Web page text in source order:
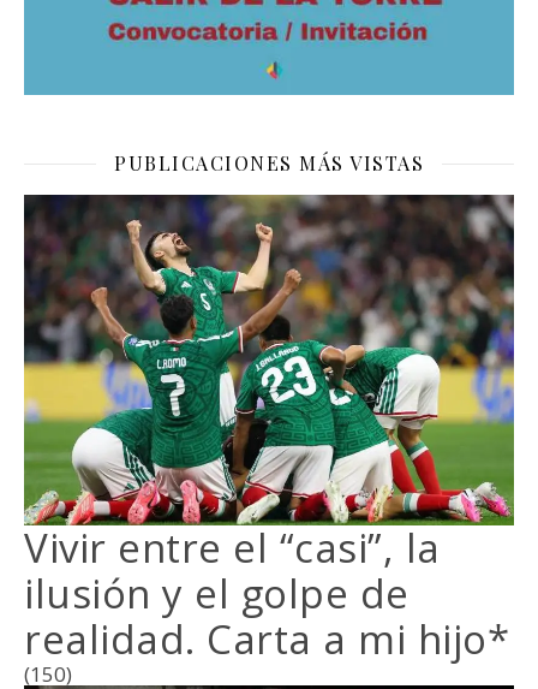
PUBLICACIONES MÁS VISTAS
Vivir entre el “casi”, la
ilusión y el golpe de
realidad. Carta a mi hijo*
(150)